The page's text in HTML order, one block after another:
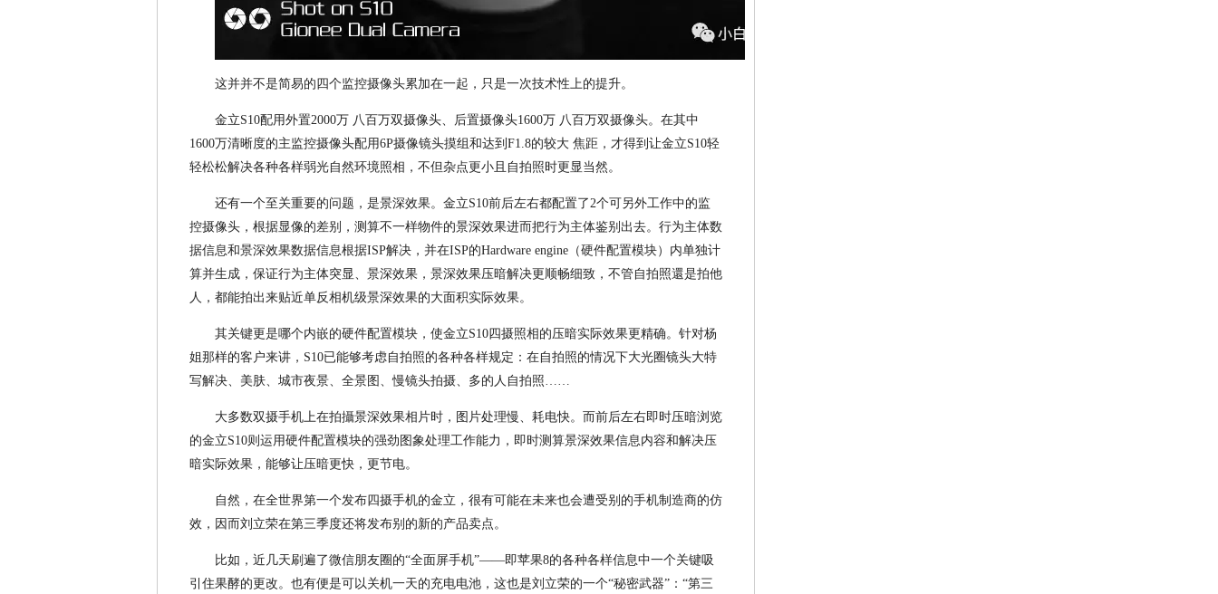
这并并不是简易的四个监控摄像头累加在一起，只是一次技术性上的提升。
金立S10配用外置2000万 八百万双摄像头、后置摄像头1600万 八百万双摄像头。在其中
1600万清晰度的主监控摄像头配用6P摄像镜头摸组和达到F1.8的较大 焦距，才得到让金立S10轻
轻松松解决各种各样弱光自然环境照相，不但杂点更小且自拍照时更显当然。
还有一个至关重要的问题，是景深效果。金立S10前后左右都配置了2个可另外工作中的监
控摄像头，根据显像的差别，测算不一样物件的景深效果进而把行为主体鉴别出去。行为主体数
据信息和景深效果数据信息根据ISP解决，并在ISP的Hardware engine（硬件配置模块）内单独计
算并生成，保证行为主体突显、景深效果，景深效果压暗解决更顺畅细致，不管自拍照還是拍他
人，都能拍出来贴近单反相机级景深效果的大面积实际效果。
其关键更是哪个内嵌的硬件配置模块，使金立S10四摄照相的压暗实际效果更精确。针对杨
姐那样的客户来讲，S10已能够考虑自拍照的各种各样规定：在自拍照的情况下大光圈镜头大特
写解决、美肤、城市夜景、全景图、慢镜头拍摄、多的人自拍照……
大多数双摄手机上在拍攝景深效果相片时，图片处理慢、耗电快。而前后左右即时压暗浏览
的金立S10则运用硬件配置模块的强劲图象处理工作能力，即时测算景深效果信息内容和解决压
暗实际效果，能够让压暗更快，更节电。
自然，在全世界第一个发布四摄手机的金立，很有可能在未来也会遭受别的手机制造商的仿
效，因而刘立荣在第三季度还将发布别的新的产品卖点。
比如，近几天刷遍了微信朋友圈的“全面屏手机”——即苹果8的各种各样信息中一个关键吸
引住果酵的更改。也有便是可以关机一天的充电电池，这也是刘立荣的一个“秘密武器”：“第三